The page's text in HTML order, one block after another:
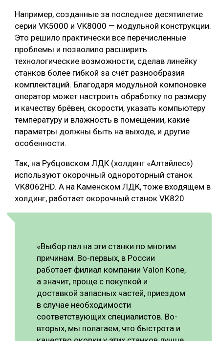
Например, созданные за последнее десятилетие
серии VK5000 и VK8000 — модульной конструкции.
Это решило практически все перечисленные
проблемы и позволило расширить
технологические возможности, сделав линейку
станков более гибкой за счёт разнообразия
комплектаций. Благодаря модульной компоновке
оператор может настроить обработку по размеру
и качеству брёвен, скорости, указать компьютеру
температуру и влажность в помещении, какие
параметры должны быть на выходе, и другие
особенности.
Так, на Рубцовском ЛДК (холдинг «Алтайлес»)
используют окорочный однороторный станок
VK8062HD. А на Каменском ЛДК, тоже входящем в
холдинг, работает окорочный станок VK820.
«Выбор пал на эти станки по многим
причинам. Во-первых, в России
работает филиал компании Valon Kone,
а значит, проще с покупкой и
доставкой запасных частей, приездом
в случае необходимости
соответствующих специалистов. Во-
вторых, мы полагаем, что быстрота и